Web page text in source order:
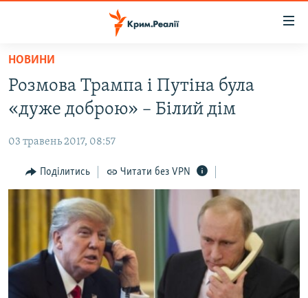
Перейти
основного
матеріалу
Перейти
до
навігації
Перейти
ВІДЕО ТА ФОТО
ПОЛІТИКА
БЛОГИ
ПОГЛЯД
ІНТЕРВ'Ю
ВСЕ ЗА ДЕНЬ
СПЕЦПРОЕКТИ
НОВИНИ
Розмова Трампа і Путіна була
«дуже доброю» – Білий дім
03 травень 2017, 08:57
Поділитись Читати без VPN